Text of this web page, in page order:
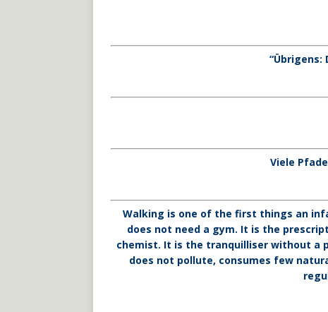
“Übrigens:
Viele
Walking is one of the first things an
does not need a gym. It is the
chemist. It is the tranquilliser without a
does not pollute, consumes few